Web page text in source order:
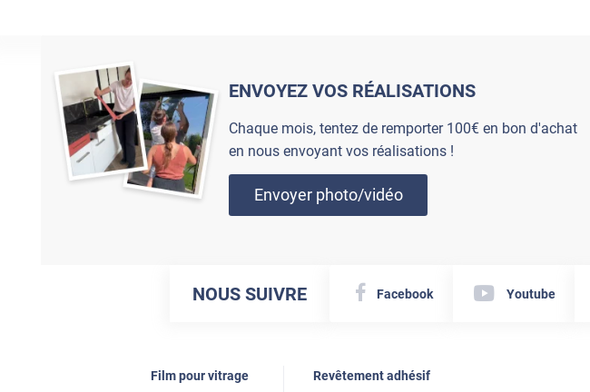
ENVOYEZ VOS RÉALISATIONS
Chaque mois, tentez de remporter 100€ en bon d'achat
en nous envoyant vos réalisations !
Envoyer photo/vidéo
NOUS SUIVRE Facebook Youtube
Film pour vitrage Revêtement adhésif